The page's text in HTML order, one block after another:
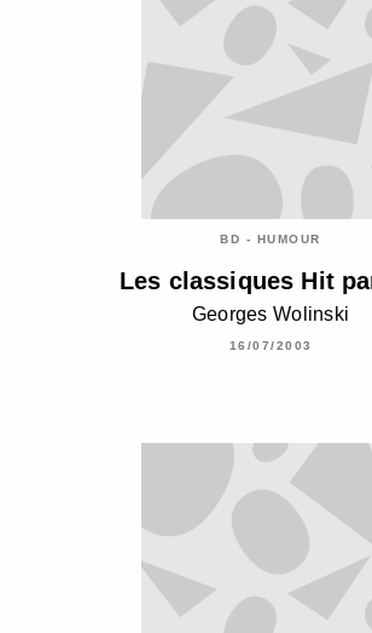
BD - HUMOUR
Les classiques Hit
Georges Wolinski
16/07/2003